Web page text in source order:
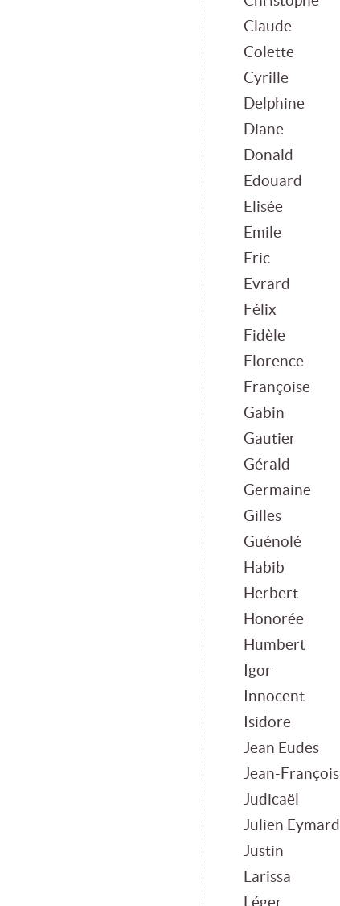
Claude
Colette
Cyrille
Delphine
Diane
Donald
Edouard
Elisée
Emile
Eric
Evrard
Félix
Fidèle
Florence
Françoise
Gabin
Gautier
Gérald
Germaine
Gilles
Guénolé
Habib
Herbert
Honorée
Humbert
Igor
Innocent
Isidore
Jean Eudes
Jean-François
Judicaël
Julien Eymard
Justin
Larissa
Léger